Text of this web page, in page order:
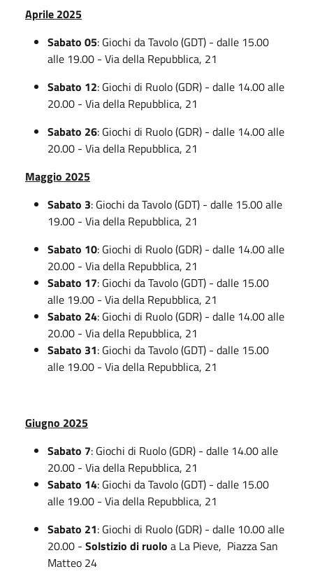
Aprile 2025
Sabato 05: Giochi da Tavolo (GDT) - dalle 15.00
alle 19.00 - Via della Repubblica, 21
Sabato 12: Giochi di Ruolo (GDR) - dalle 14.00 alle
20.00 - Via della Repubblica, 21
Sabato 26: Giochi di Ruolo (GDR) - dalle 14.00 alle
20.00 - Via della Repubblica, 21
Maggio 2025
Sabato 3: Giochi da Tavolo (GDT) - dalle 15.00 alle
19.00 - Via della Repubblica, 21
Sabato 10: Giochi di Ruolo (GDR) - dalle 14.00 alle
20.00 - Via della Repubblica, 21
Sabato 17: Giochi da Tavolo (GDT) - dalle 15.00
alle 19.00 - Via della Repubblica, 21
Sabato 24: Giochi di Ruolo (GDR) - dalle 14.00 alle
20.00 - Via della Repubblica, 21
Sabato 31: Giochi da Tavolo (GDT) - dalle 15.00
alle 19.00 - Via della Repubblica, 21
Giugno 2025
Sabato 7: Giochi di Ruolo (GDR) - dalle 14.00 alle
20.00 - Via della Repubblica, 21
Sabato 14: Giochi da Tavolo (GDT) - dalle 15.00
alle 19.00 - Via della Repubblica, 21
Sabato 21: Giochi di Ruolo (GDR) - dalle 10.00 alle
20.00 - Solstizio di ruolo a La Pieve, Piazza San
Matteo 24